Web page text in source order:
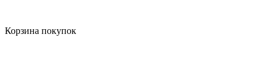
Корзина покупок